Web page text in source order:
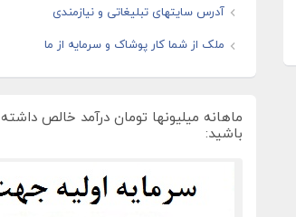
آدرس سایتهای تبلیغاتی و نیازمندی
ملک از شما کار پوشاک و سرمایه از ما
ماهانه میلیونها تومان درآمد خالص داشته
باشید: